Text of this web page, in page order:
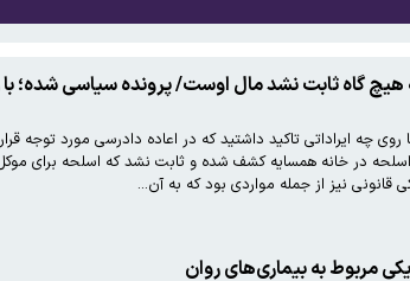
هیچ گاه ثابت نشد مال اوست/ پرونده سیاسی شده؛
چه ایراداتی تاکید داشتید که در اعاده دادرسی مورد توجه
اسلحه در خانه همسایه کشف شده و ثابت نشد که اسلحه برای
نیز از جمله مواردی بود که به آن…